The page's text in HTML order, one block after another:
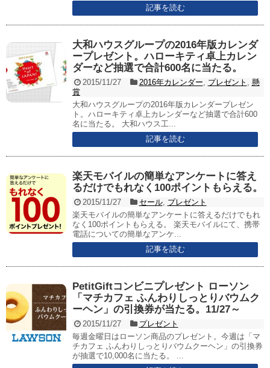
記事を読む
大和ハウスグループの2016年版カレンダ
ープレゼント。ハローキティ卓上カレン
ダーなど抽選で合計600名に当たる。
2015/11/27 2016年カレンダー, プレゼント , 懸
賞
大和ハウスグループの2016年版カレンダープレゼン
ト。ハローキティ卓上カレンダーなど抽選で合計600
名に当たる。 大和ハウス工...
記事を読む
楽天モバイルの簡単なアンケートに答え
るだけでもれなく100ポイントもらえる。
2015/11/27 セール, プレゼント
楽天モバイルの簡単なアンケートに答えるだけでもれ
なく100ポイントもらえる。 楽天モバイルにて、携帯
電話についての簡単なアンケ...
記事を読む
PetitGiftコンビニプレゼント ローソン
「マチカフェ ふんわりしっとりバウムク
ーヘン」の引換券が当たる。11/27～
2015/11/27
プレゼント
毎週金曜日はローソン商品のプレゼント。今週は「マ
チカフェ ふんわりしっとりバウムクーヘン」の引換券
が抽選で10,000名に当たる。 ...